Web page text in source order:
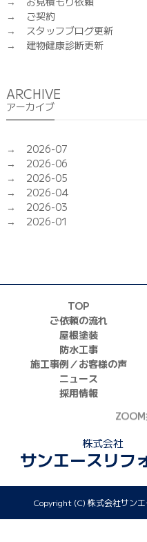
ご契約
スタッフブログ更新
建物健康診断更新
ARCHIVE
アーカイブ
2026-07
2026-06
2026-05
2026-04
2026-03
2026-01
TOP
ご依頼の流れ
屋根塗装
防水工事
施工事例／お客様の声
ニュース
採用情報
株式会社
サンエースリフ
Copyright (C) 株式会社サン